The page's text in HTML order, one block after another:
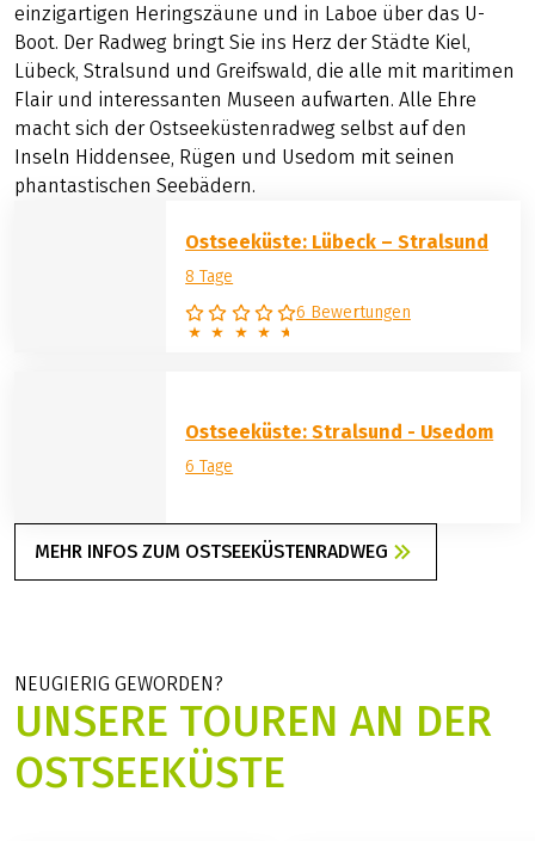
einzigartigen Heringszäune und in Laboe über das U-
Boot. Der Radweg bringt Sie ins Herz der Städte Kiel,
Lübeck, Stralsund und Greifswald, die alle mit maritimen
Flair und interessanten Museen aufwarten. Alle Ehre
macht sich der Ostseeküstenradweg selbst auf den
Inseln Hiddensee, Rügen und Usedom mit seinen
phantastischen Seebädern.
Ostseeküste: Lübeck – Stralsund
8 Tage
6 Bewertungen
Ostseeküste: Stralsund - Usedom
6 Tage
MEHR INFOS ZUM OSTSEEKÜSTENRADWEG
UNSERE TOUREN AN DER
OSTSEEKÜSTE
NEUGIERIG GEWORDEN?